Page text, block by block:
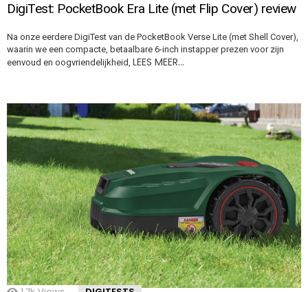
DigiTest: PocketBook Era Lite (met Flip Cover) review
Na onze eerdere DigiTest van de PocketBook Verse Lite (met Shell Cover),
waarin we een compacte, betaalbare 6-inch instapper prezen voor zijn
eenvoud en oogvriendelijkheid, LEES MEER…